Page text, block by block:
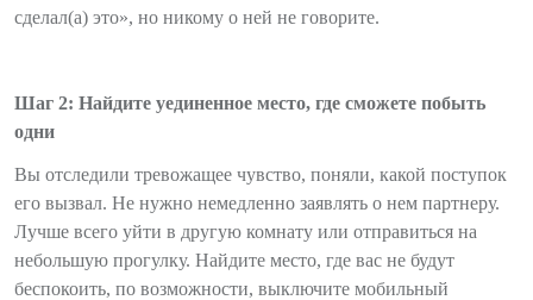
сделал(а) это», но никому о ней не говорите.
Шаг 2: Найдите уединенное место, где сможете побыть
одни
Вы отследили тревожащее чувство, поняли, какой поступок
его вызвал. Не нужно немедленно заявлять о нем партнеру.
Лучше всего уйти в другую комнату или отправиться на
небольшую прогулку. Найдите место, где вас не будут
беспокоить, по возможности, выключите мобильный